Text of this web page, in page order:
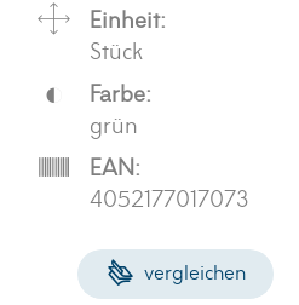
Einheit:
Stück
Farbe:
grün
EAN:
4052177017073
vergleichen